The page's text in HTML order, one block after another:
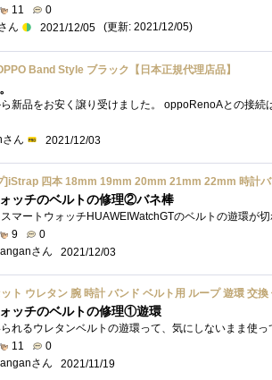
11
0
ん
2021/12/05 (更新: 2021/12/05)
Band Style ブラック【日本正規代理店品】
ん
2021/12/03
ッチのベルトの修理②バネ棒
9
0
さん
2021/12/03
ト ウレタン 腕 時計 バンド ベルト用 ループ 遊環 交
ッチのベルトの修理①遊環
11
0
さん
2021/11/19